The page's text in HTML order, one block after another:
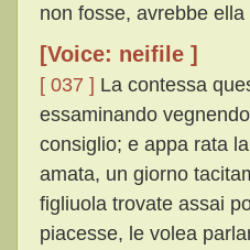
non fosse, avrebbe
[Voice: neifile ]
[ 037 ] La contessa
essaminando
consiglio; e appa rata
amata, un giorno
figliuola trovate assai
piacesse, le volea